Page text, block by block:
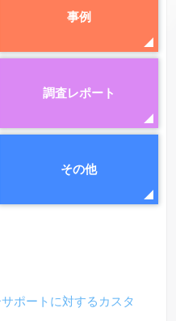
事例
調査レポート
その他
ポートに対するカスタ